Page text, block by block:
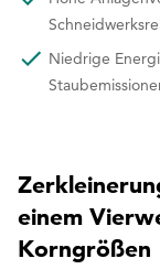
Niedrige
einem
Korngrößen